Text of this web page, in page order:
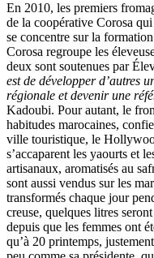
En 2010, les premiers
de la coopérative Corosa
se concentre sur la
Corosa regroupe les
deux sont soutenues par
est de développer d’autres
régionale et devenir une
Kadoubi. Pour autant, le
habitudes marocaines,
ville touristique, le
s’accaparent les yaourts et
artisanaux, aromatisés au
sont aussi vendus sur les
transformés chaque jour
creuse, quelques litres
depuis que les femmes ont
qu’à 20 printemps,